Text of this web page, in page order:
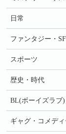
日常
ファンタジー・SF
スポーツ
歴史・時代
BL(ボーイズラブ)
ギャグ・コメディ